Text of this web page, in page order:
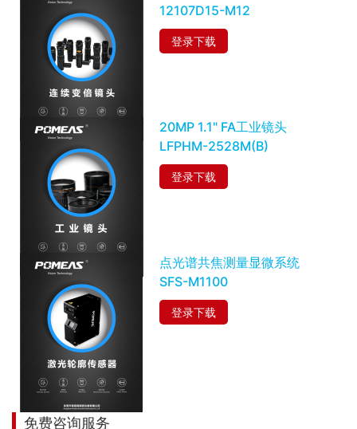
12107D15-M12
登录下载
20MP 1.1" FA工业镜头
LFPHM-2528M(B)
登录下载
点光谱共焦测量显微系统
SFS-M1100
登录下载
免费咨询服务